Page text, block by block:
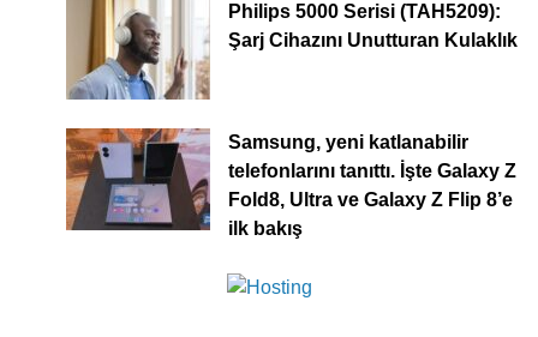
Philips 5000 Serisi (TAH5209):
Şarj Cihazını Unutturan Kulaklık
Samsung, yeni katlanabilir
telefonlarını tanıttı. İşte Galaxy Z
Fold8, Ultra ve Galaxy Z Flip 8’e
ilk bakış